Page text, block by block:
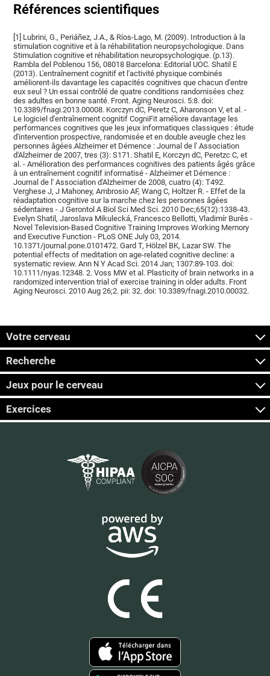
Références scientifiques
[1] Lubrini, G., Periáñez, J.A., & Ríos-Lago, M. (2009). Introduction à la
stimulation cognitive et à la réhabilitation neuropsychologique. Dans
Stimulation cognitive et réhabilitation neuropsychologique. (p.13).
Rambla del Poblenou 156, 08018 Barcelona: Editorial UOC. Shatil E
(2013). L'entraînement cognitif et l'activité physique combinés
améliorent-ils davantage les capacités cognitives que chacun d'entre
eux seul ? Un essai contrôlé de quatre conditions randomisées chez
des adultes en bonne santé. Front. Aging Neurosci. 5:8. doi:
10.3389/fnagi.2013.00008. Korczyn dC, Peretz C, Aharonson V, et al. -
Le logiciel d'entraînement cognitif CogniFit améliore davantage les
performances cognitives que les jeux informatiques classiques : étude
d'intervention prospective, randomisée et en double aveugle chez les
personnes âgées.Alzheimer et Démence : Journal de l' Association
d'Alzheimer de 2007, tres (3): S171. Shatil E, Korczyn dC, Peretzc C, et
al. - Amélioration des performances cognitives des patients âgés grâce
à un entraînement cognitif informatisé - Alzheimer et Démence :
Journal de l' Association d'Alzheimer de 2008, cuatro (4): T492.
Verghese J, J Mahoney, Ambrosio AF, Wang C, Holtzer R. - Effet de la
réadaptation cognitive sur la marche chez les personnes âgées
sédentaires - J Gerontol A Biol Sci Med Sci. 2010 Dec;65(12):1338-43.
Evelyn Shatil, Jaroslava Mikulecká, Francesco Bellotti, Vladimír Burěs -
Novel Television-Based Cognitive Training Improves Working Memory
and Executive Function - PLoS ONE July 03, 2014.
10.1371/journal.pone.0101472. Gard T, Hölzel BK, Lazar SW. The
potential effects of meditation on age-related cognitive decline: a
systematic review. Ann N Y Acad Sci. 2014 Jan; 1307:89-103. doi:
10.1111/nyas.12348. 2. Voss MW et al. Plasticity of brain networks in a
randomized intervention trial of exercise training in older adults. Front
Aging Neurosci. 2010 Aug 26;2. pii: 32. doi: 10.3389/fnagi.2010.00032.
Votre cerveau
Recherche
Jeux pour le cerveau
Exercices